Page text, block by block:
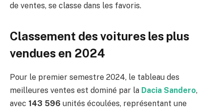
de ventes, se classe dans les favoris.
Classement des voitures les plus
vendues en 2024
Pour le premier semestre 2024, le tableau des
meilleures ventes est dominé par la Dacia Sandero,
avec 143 596 unités écoulées, représentant une